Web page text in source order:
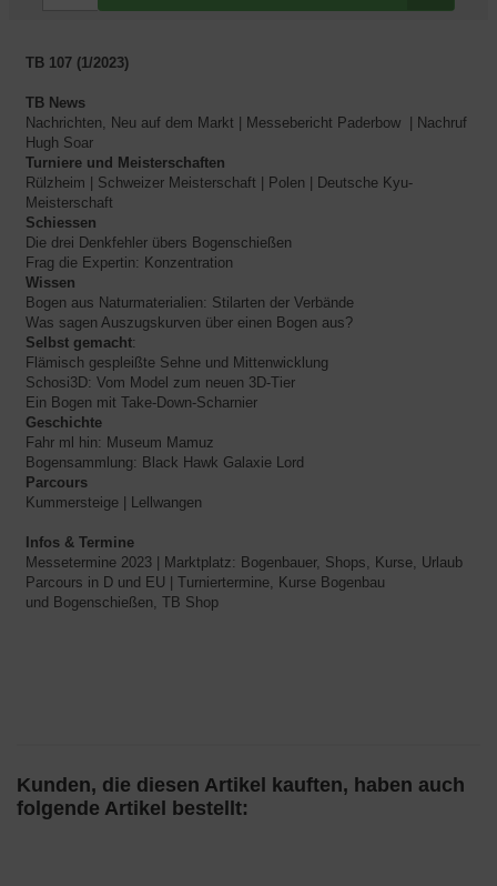
TB 107 (1/2023)
TB News
Nachrichten, Neu auf dem Markt | Messebericht Paderbow | Nachruf
Hugh Soar
Turniere und Meisterschaften
Rülzheim | Schweizer Meisterschaft | Polen | Deutsche Kyu-
Meisterschaft
Schiessen
Die drei Denkfehler übers Bogenschießen
Frag die Expertin: Konzentration
Wissen
Bogen aus Naturmaterialien: Stilarten der Verbände
Was sagen Auszugskurven über einen Bogen aus?
Selbst gemacht:
Flämisch gespleißte Sehne und Mittenwicklung
Schosi3D: Vom Model zum neuen 3D-Tier
Ein Bogen mit Take-Down-Scharnier
Geschichte
Fahr ml hin: Museum Mamuz
Bogensammlung: Black Hawk Galaxie Lord
Parcours
Kummersteige | Lellwangen
Infos & Termine
Messetermine 2023 | Marktplatz: Bogenbauer, Shops, Kurse, Urlaub
Parcours in D und EU | Turniertermine, Kurse Bogenbau
und Bogenschießen, TB Shop
Kunden, die diesen Artikel kauften, haben auch
folgende Artikel bestellt: